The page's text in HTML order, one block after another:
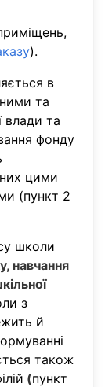
).
в
та
влади та
фонду
цими
(пункт 2
школи
навчання
з
й
також
(пункт